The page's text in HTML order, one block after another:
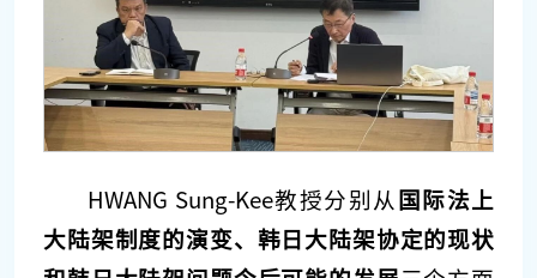
HWANG Sung-Kee教授分别从 国际法上
大陆架制度的演变、韩日大陆架协定的现状